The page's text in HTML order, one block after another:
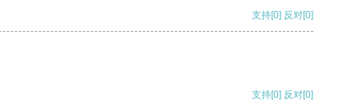
支持[0] 反对[0]
支持[0] 反对[0]